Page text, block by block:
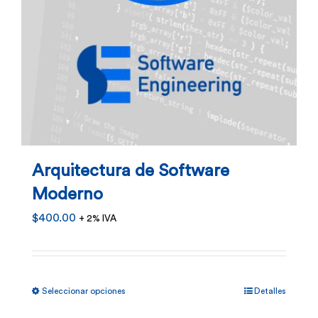
Arquitectura de Software
Moderno
$400.00 + 2% IVA
Seleccionar opciones Detalles